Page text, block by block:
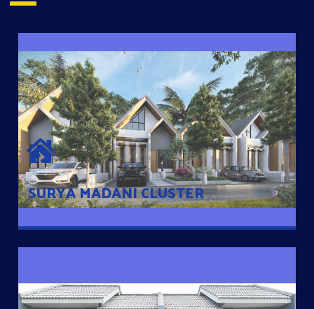
SURYA MADANI CLUSTER
SURYA MADANI CLUSTER
Desain Modern Minimalis dengan Konsep Rumah Pintar
Sehingga Memudahkan Penghuni mengakses rumahnya
dengan Ponsel